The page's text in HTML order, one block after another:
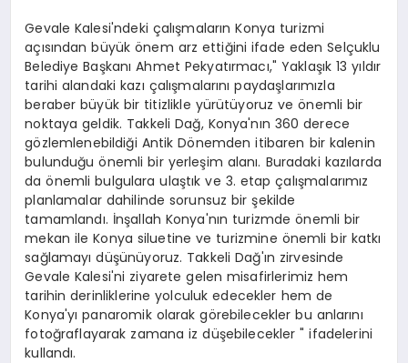
Gevale Kalesi'ndeki çalışmaların Konya turizmi
açısından büyük önem arz ettiğini ifade eden Selçuklu
Belediye Başkanı Ahmet Pekyatırmacı," Yaklaşık 13 yıldır
tarihi alandaki kazı çalışmalarını paydaşlarımızla
beraber büyük bir titizlikle yürütüyoruz ve önemli bir
noktaya geldik. Takkeli Dağ, Konya'nın 360 derece
gözlemlenebildiği Antik Dönemden itibaren bir kalenin
bulunduğu önemli bir yerleşim alanı. Buradaki kazılarda
da önemli bulgulara ulaştık ve 3. etap çalışmalarımız
planlamalar dahilinde sorunsuz bir şekilde
tamamlandı. İnşallah Konya'nın turizmde önemli bir
mekan ile Konya siluetine ve turizmine önemli bir katkı
sağlamayı düşünüyoruz. Takkeli Dağ'ın zirvesinde
Gevale Kalesi'ni ziyarete gelen misafirlerimiz hem
tarihin derinliklerine yolculuk edecekler hem de
Konya'yı panaromik olarak görebilecekler bu anlarını
fotoğraflayarak zamana iz düşebilecekler " ifadelerini
kullandı.